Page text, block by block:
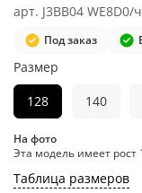
арт. J3BB04
Под заказ
Таблица размеров
Размер
128
140
На фото
Эта модель имеет рост